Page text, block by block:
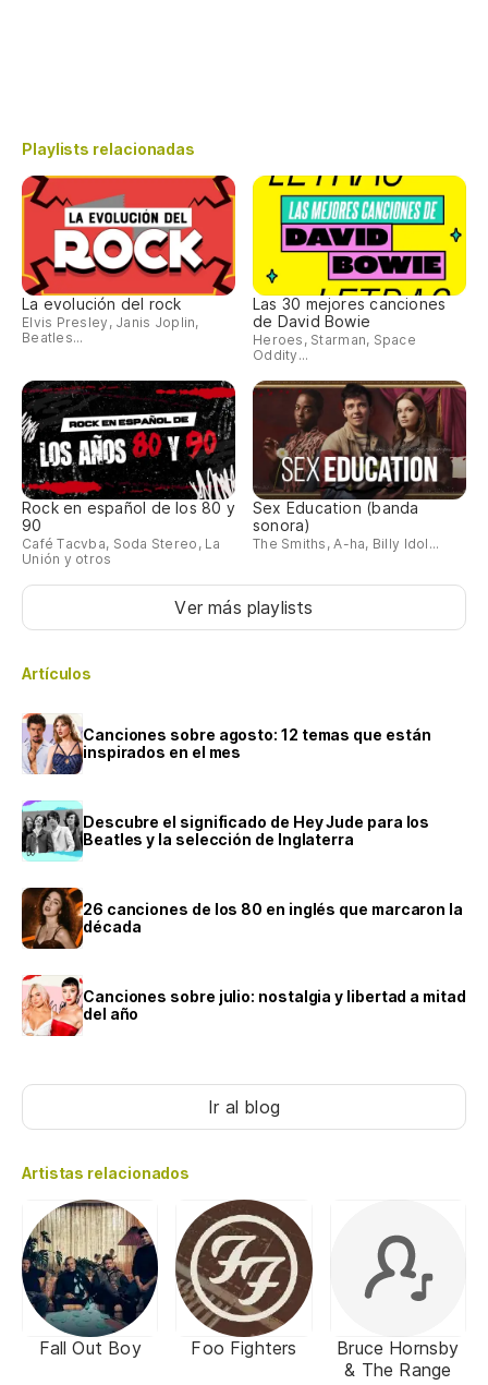
Playlists relacionadas
La evolución del rock
Elvis Presley, Janis Joplin,
Beatles...
Las 30 mejores canciones
de David Bowie
Heroes, Starman, Space
Oddity...
Rock en español de los 80 y
90
Café Tacvba, Soda Stereo, La
Unión y otros
Sex Education (banda
sonora)
The Smiths, A-ha, Billy Idol...
Ver más playlists
Artículos
Canciones sobre agosto: 12 temas que están
inspirados en el mes
Descubre el significado de Hey Jude para los
Beatles y la selección de Inglaterra
26 canciones de los 80 en inglés que marcaron la
década
Canciones sobre julio: nostalgia y libertad a mitad
del año
Ir al blog
Artistas relacionados
Fall Out Boy Foo Fighters
Bruce Hornsby
& The Range